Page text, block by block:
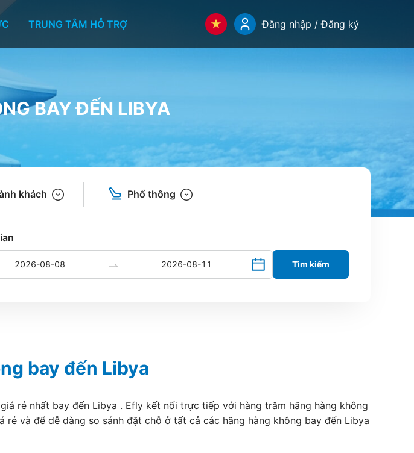
TRUNG TÂM HỖ TRỢ Đăng nhập / Đăng ký
BAY ĐẾN LIBYA
khách Phổ thông
Tìm kiếm
bay đến Libya
rẻ nhất bay đến Libya . Efly kết nối trực tiếp với hàng trăm hãng hàng không
và để dễ dàng so sánh đặt chỗ ở tất cả các hãng hàng không bay đến Libya